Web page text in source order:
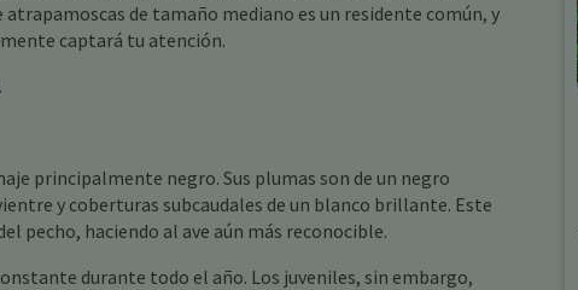
de tamaño mediano es un residente común, y
captará tu atención.
.
principalmente negro. Sus plumas son de un negro
y coberturas subcaudales de un blanco brillante. Este
pecho, haciendo al ave aún más reconocible.
durante todo el año. Los juveniles, sin embargo,